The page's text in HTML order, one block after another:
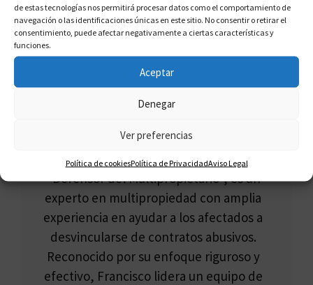
de estas tecnologías nos permitirá procesar datos como el comportamiento de
navegación o las identificaciones únicas en este sitio. No consentir o retirar el
consentimiento, puede afectar negativamente a ciertas características y
funciones.
Aceptar
Denegar
Ver preferencias
Política de cookiesPolítica de PrivacidadAviso Legal
FRANCISCO CLAROS
Francisco Claros, conocido como el
"Defensor del Multipropietario", es un
experto en multipropiedad con amplia
experiencia en ayudar a los afectados a
desvincularse de contratos abusivos.
Reconocido por su enfoque riguroso y
efectivo, Francisco lidera un equipo de